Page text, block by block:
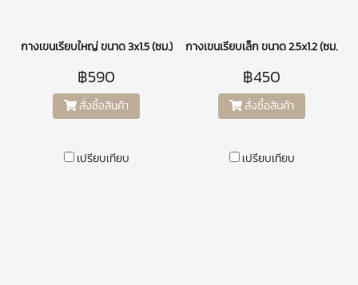
กางเขนเรียบใหญ่ ขนาด 3x1.5 (ซม.)
฿590
สั่งซื้อสินค้า
เปรียบเทียบ
กางเขนเรียบเล็ก ขนาด 2.5x1.2 (ซม.)
฿450
สั่งซื้อสินค้า
เปรียบเทียบ